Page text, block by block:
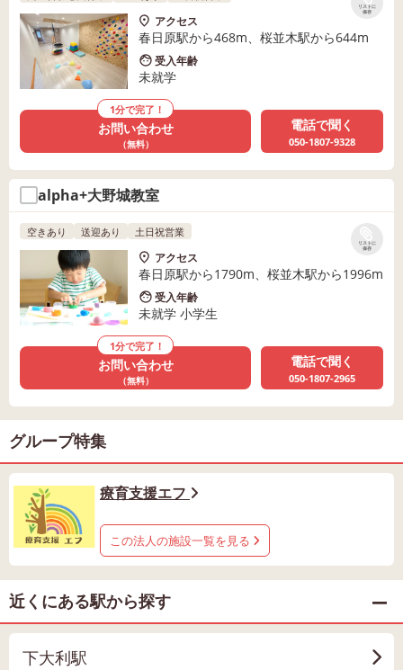
リストに
保存
アクセス
春日原駅から468m、桜並木駅から644m
受入年齢
未就学
1分で完了！
お問い合わせ
（無料）
電話で聞く
050-1807-9328
alpha+大野城教室
リストに
保存
空きあり 送迎あり 土日祝営業
アクセス
春日原駅から1790m、桜並木駅から1996m
受入年齢
未就学 小学生
1分で完了！
お問い合わせ
（無料）
電話で聞く
050-1807-2965
グループ特集
療育支援エフ
この法人の施設一覧を見る
近くにある駅から探す
下大利駅